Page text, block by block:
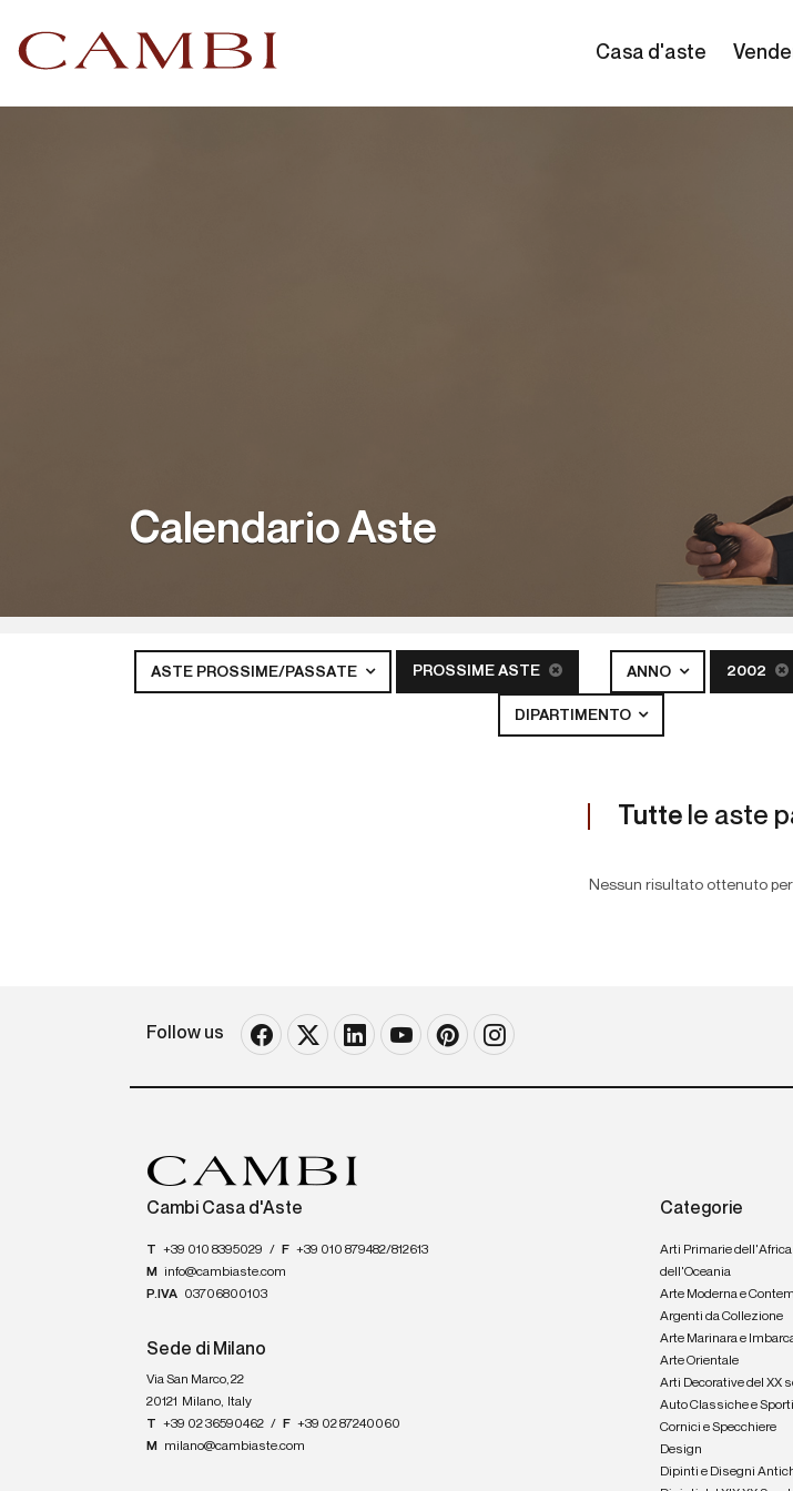
Casa d'aste
Calendario Aste
ASTE PROSSIME/PASSATE PROSSIME ASTE ANNO 2002
DIPARTIMENTO
Tutte le aste
Nessun risultato ottenuto
Follow us
Cambi Casa d'Aste
T +39 010 8395029 / F +39 010 879482/812613
M
info@cambiaste.com
P.IVA 03706800103
Sede di Milano
Via San Marco, 22
20121
Milano, Italy
T +39 02 36590462 / F +39 02 87240060
M
milano@cambiaste.com
Categorie
Arti Primarie dell'Africa
dell'Oceania
Arte Moderna e
Argenti da Collezione
Arte Marinara e
Arte Orientale
Arti Decorative del XX
Auto Classiche e
Cornici e Specchiere
Design
Dipinti e Disegni